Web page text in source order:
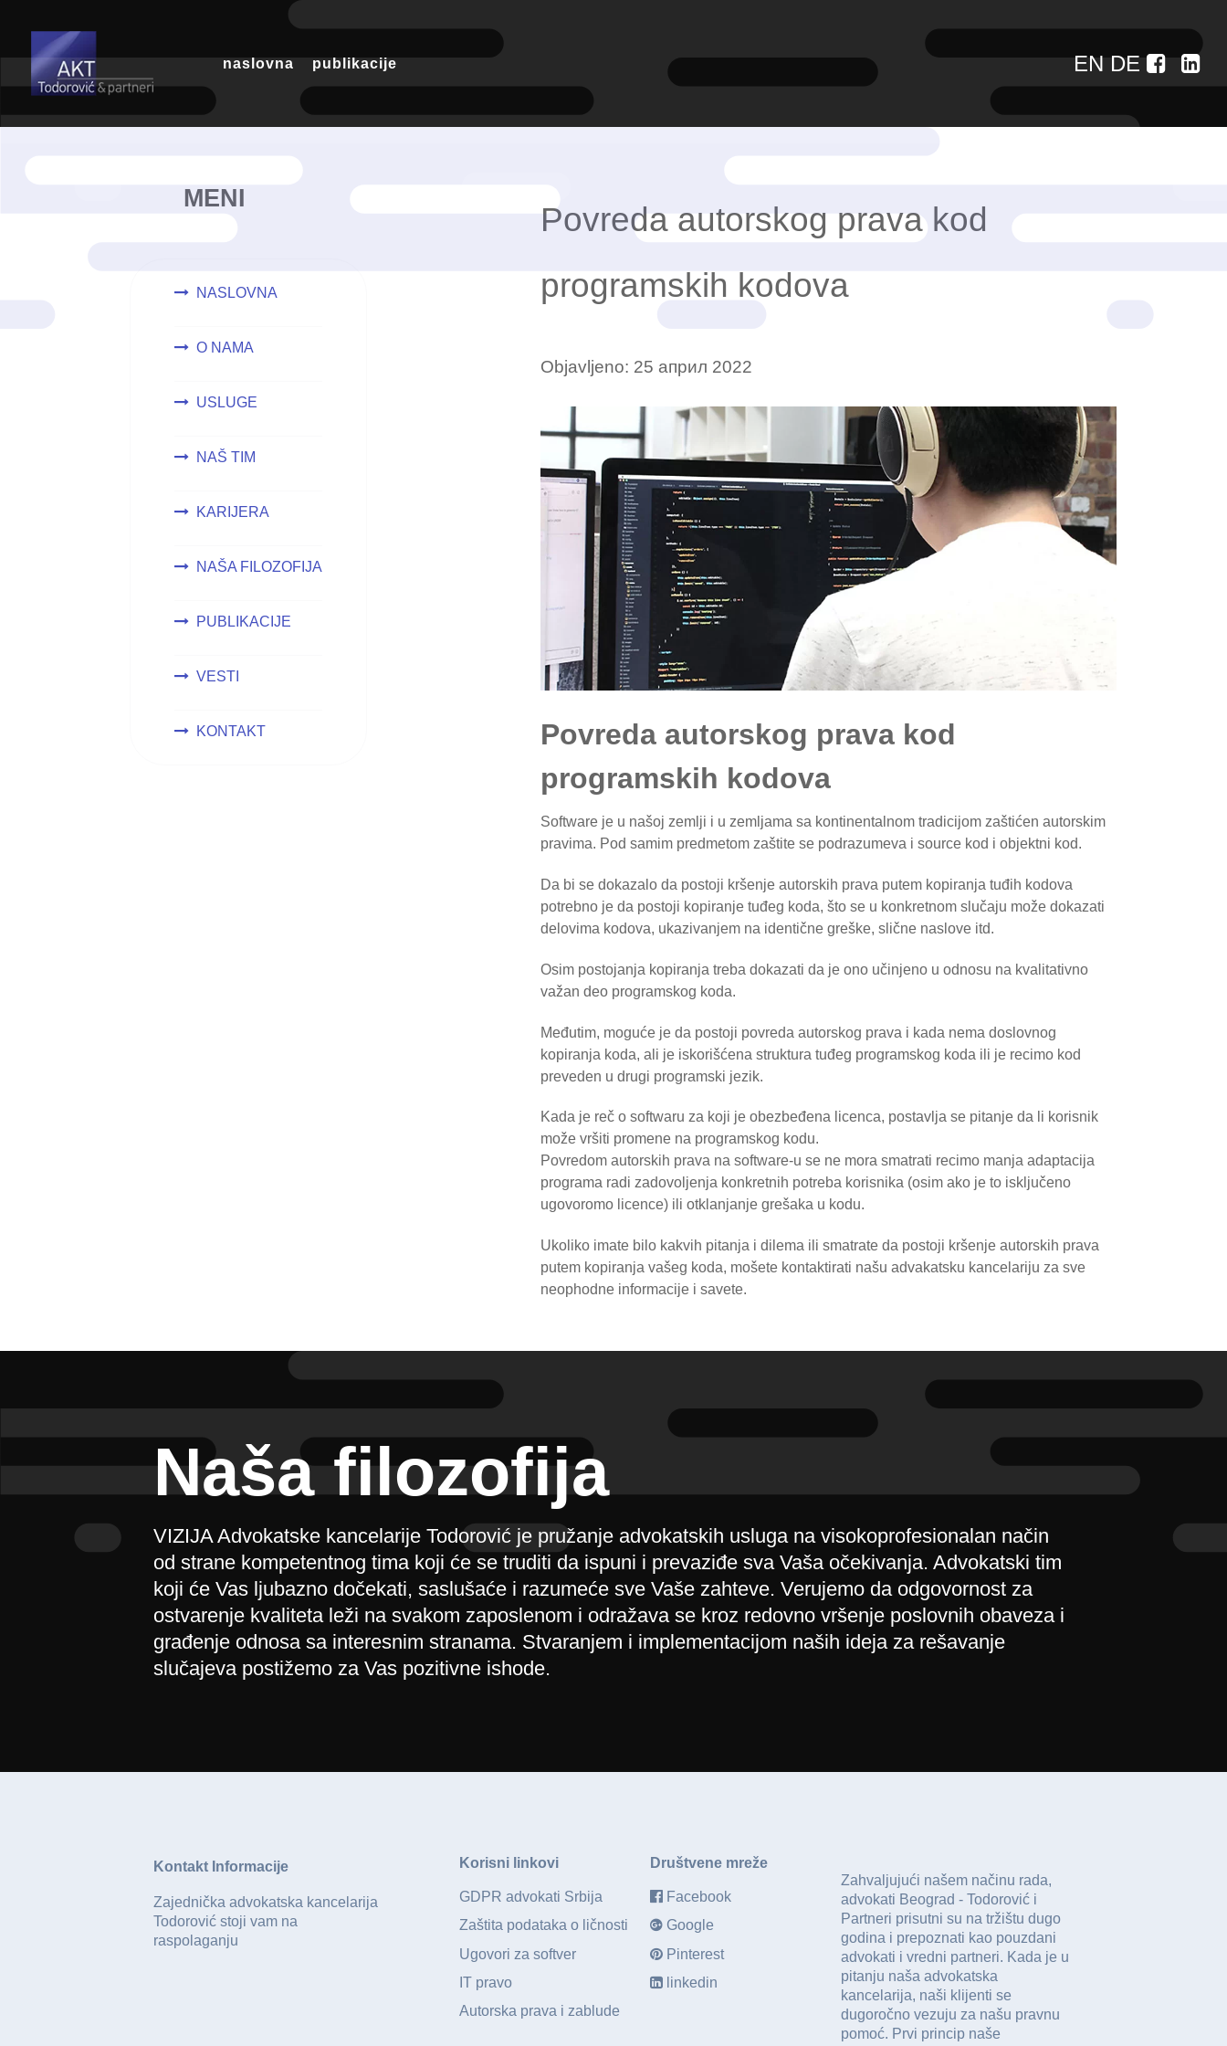
naslovna publikacije EN DE
MENI
NASLOVNA
O NAMA
USLUGE
NAŠ TIM
KARIJERA
NAŠA FILOZOFIJA
PUBLIKACIJE
VESTI
KONTAKT
Povreda autorskog prava kod
programskih kodova
Objavljeno: 25 април 2022
Povreda autorskog prava kod
programskih kodova
Software je u našoj zemlji i u zemljama sa kontinentalnom tradicijom zaštićen autorskim
pravima. Pod samim predmetom zaštite se podrazumeva i source kod i objektni kod.
Da bi se dokazalo da postoji kršenje autorskih prava putem kopiranja tuđih kodova
potrebno je da postoji kopiranje tuđeg koda, što se u konkretnom slučaju može dokazati
delovima kodova, ukazivanjem na identične greške, slične naslove itd.
Osim postojanja kopiranja treba dokazati da je ono učinjeno u odnosu na kvalitativno
važan deo programskog koda.
Međutim, moguće je da postoji povreda autorskog prava i kada nema doslovnog
kopiranja koda, ali je iskorišćena struktura tuđeg programskog koda ili je recimo kod
preveden u drugi programski jezik.
Kada je reč o softwaru za koji je obezbeđena licenca, postavlja se pitanje da li korisnik
može vršiti promene na programskog kodu.
Povredom autorskih prava na software-u se ne mora smatrati recimo manja adaptacija
programa radi zadovoljenja konkretnih potreba korisnika (osim ako je to isključeno
ugovoromo licence) ili otklanjanje grešaka u kodu.
Ukoliko imate bilo kakvih pitanja i dilema ili smatrate da postoji kršenje autorskih prava
putem kopiranja vašeg koda, mošete kontaktirati našu advakatsku kancelariju za sve
neophodne informacije i savete.
Naša filozofija
VIZIJA Advokatske kancelarije Todorović je pružanje advokatskih usluga na visokoprofesionalan način
od strane kompetentnog tima koji će se truditi da ispuni i prevaziđe sva Vaša očekivanja. Advokatski tim
koji će Vas ljubazno dočekati, saslušaće i razumeće sve Vaše zahteve. Verujemo da odgovornost za
ostvarenje kvaliteta leži na svakom zaposlenom i odražava se kroz redovno vršenje poslovnih obaveza i
građenje odnosa sa interesnim stranama. Stvaranjem i implementacijom naših ideja za rešavanje
slučajeva postižemo za Vas pozitivne ishode.
Kontakt Informacije
Zajednička advokatska kancelarija
Todorović stoji vam na
raspolaganju
Korisni linkovi
GDPR advokati Srbija
Zaštita podataka o ličnosti
Ugovori za softver
IT pravo
Autorska prava i zablude
Društvene mreže
Facebook
Google
Pinterest
linkedin
Zahvaljujući našem načinu rada,
advokati Beograd - Todorović i
Partneri prisutni su na tržištu dugo
godina i prepoznati kao pouzdani
advokati i vredni partneri. Kada je u
pitanju naša advokatska
kancelarija, naši klijenti se
dugoročno vezuju za našu pravnu
pomoć. Prvi princip naše